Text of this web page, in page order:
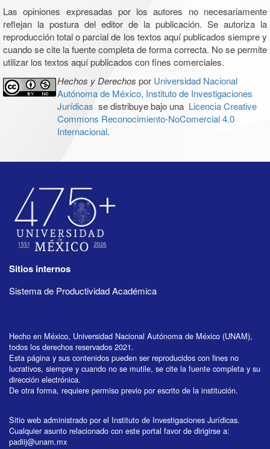
Las opiniones expresadas por los autores no necesariamente
reflejan la postura del editor de la publicación. Se autoriza la
reproducción total o parcial de los textos aquí publicados siempre y
cuando se cite la fuente completa de forma correcta. No se permite
utilizar los textos aquí publicados con fines comerciales.
Hechos y Derechos por Universidad Nacional
Autónoma de México, Instituto de Investigaciones
Jurídicas se distribuye bajo una Licencia Creative
Commons Reconocimiento-NoComercial 4.0
Internacional.
Sitios internos
Sistema de Productividad Académica
Hecho en México, Universidad Nacional Autónoma de México (UNAM),
todos los derechos reservados 2021.
Esta página y sus contenidos pueden ser reproducidos con fines no
lucrativos, siempre y cuando no se mutile, se cite la fuente completa y su
dirección electrónica.
De otra forma, requiere permiso previo por escrito de la institución.
Sitio web administrado por el Instituto de Investigaciones Jurídicas.
Cualquier asunto relacionado con este portal favor de dirigirse a:
padiij@unam.mx